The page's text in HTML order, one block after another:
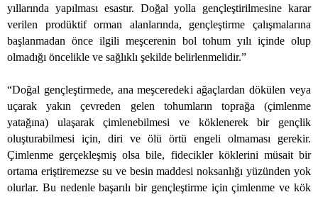
yıllarında yapılması esastır. Doğal yolla gençleştirilmesine karar
verilen prodüktif orman alanlarında, gençleştirme çalışmalarına
başlanmadan önce ilgili meşcerenin bol tohum yılı içinde olup
olmadığı öncelikle ve sağlıklı şekilde belirlenmelidir.”
“Doğal gençleştirmede, ana meşceredeki ağaçlardan dökülen veya
uçarak yakın çevreden gelen tohumların toprağa (çimlenme
yatağına) ulaşarak çimlenebilmesi ve köklenerek bir gençlik
oluşturabilmesi için, diri ve ölü örtü engeli olmaması gerekir.
Çimlenme gerçekleşmiş olsa bile, fidecikler köklerini müsait bir
ortama eriştiremezse su ve besin maddesi noksanlığı yüzünden yok
olurlar. Bu nedenle başarılı bir gençleştirme için çimlenme ve kök